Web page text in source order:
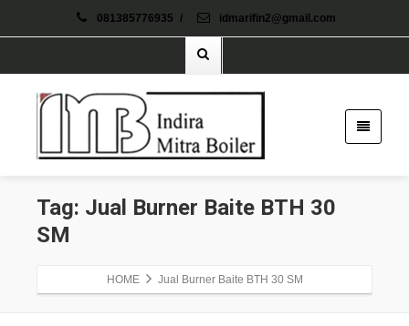
081385776935 / idmarifin2@gmail.com
Tag: Jual Burner Baite BTH 30
SM
HOME Jual Burner Baite BTH 30 SM